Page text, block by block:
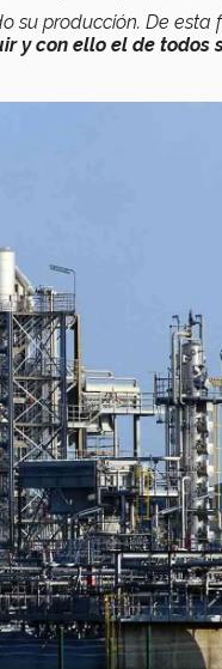
su producción. De esta
y con ello el de todos